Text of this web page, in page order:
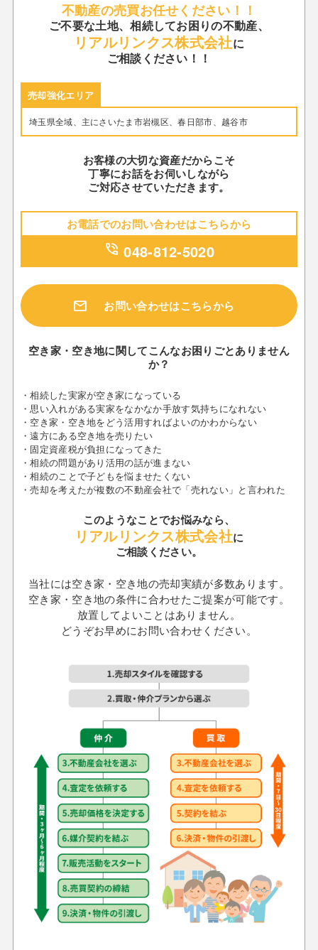
不動産の売買お任せください！！
ご不要な土地、相続してお困りの不動産、
リアルリンクス株式会社に
ご相談ください！！
売却強化エリア
埼玉県全域、主にさいたま市岩槻区、春日部市、越谷市
お客様の大切な資産だからこそ
丁寧にお話をお伺いしながら
ご対応させていただきます。
お電話でのお問い合わせはこちらから
phone_in_talk 048-812-5020
mail お問い合わせはこちらから
空き家・空き地に関してこんなお困りごとありません
か？
・相続した実家が空き家になっている
・思い入れがある実家をなかなか手放す気持ちになれない
・空き家・空き地をどう活用すればよいのかわからない
・遠方にある空き地を売りたい
・固定資産税が負担になってきた
・相続の問題があり活用の話が進まない
・相続のことで子どもを悩ませたくない
・売却を考えたが複数の不動産会社で「売れない」と言われた
このようなことでお悩みなら、
リアルリンクス株式会社に
ご相談ください。
当社には空き家・空き地の売却実績が多数あります。
空き家・空き地の条件に合わせたご提案が可能です。
放置してよいことはありません。
どうぞお早めにお問い合わせください。